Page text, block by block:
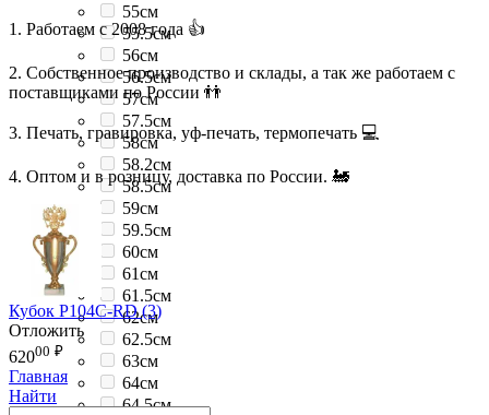
55см
55.5см
56см
56.5см
57см
57.5см
58см
58.2см
58.5см
59см
59.5см
60см
61см
61.5см
62см
62.5см
63см
64см
64.5см
1. Работаем с 2008 года 👍
2. Собственное производство и склады, а так же работаем с
поставщиками по России 👬
3. Печать, гравировка, уф-печать, термопечать 💻
4. Оптом и в розницу, доставка по России. 🚂
Кубок P104C-RD (3)
Отложить
62000 ₽
Главная
Найти